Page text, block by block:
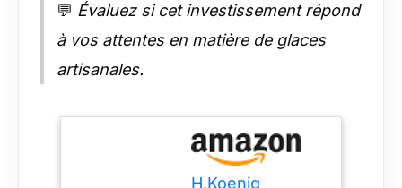
pendant le processus
de préparation.
FONCTIONNALITÉS
offre une utilisation
pratique et efficace.
💬 Évaluez si cet investissement répond
à vos attentes en matière de glaces
artisanales.
H.Koenig